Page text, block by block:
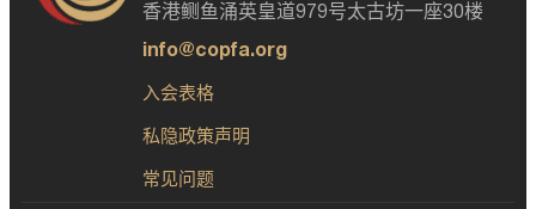
入会表格
私隐政策声明
常见问题
香港鲗鱼涌英皇道979号太古坊一座30楼
info@copfa.org